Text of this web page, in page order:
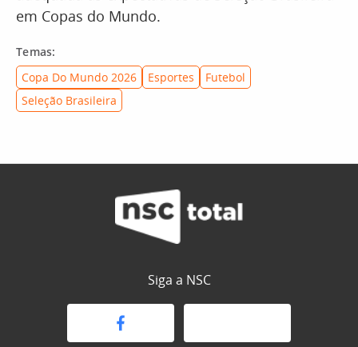
em Copas do Mundo.
Temas:
Copa Do Mundo 2026
Esportes
Futebol
Seleção Brasileira
Siga a NSC